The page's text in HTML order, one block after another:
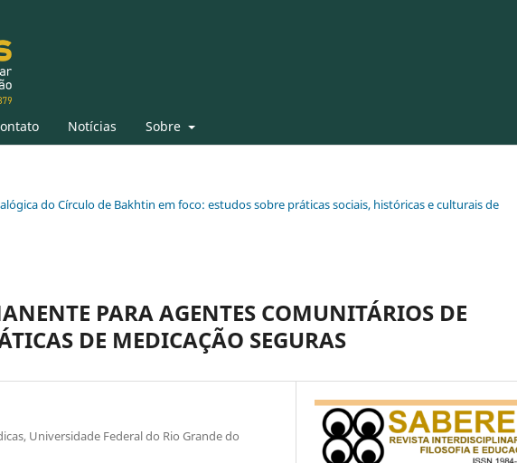
Notícias Sobre
do Círculo de Bakhtin em foco: estudos sobre práticas sociais, históricas e culturais de
PARA AGENTES COMUNITÁRIOS DE
DE MEDICAÇÃO SEGURAS
Universidade Federal do Rio Grande do